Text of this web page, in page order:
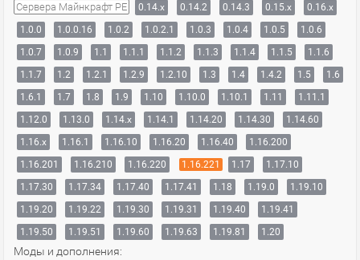
Сервера Майнкрафт PE 0.14.x 0.14.2 0.14.3 0.15.x
0.16.x
1.0.0
1.0.0.16 1.0.2 1.0.2.1 1.0.3 1.0.4 1.0.5
1.0.6
1.0.7
1.0.9 1.1 1.1.1 1.1.2 1.1.3 1.1.4 1.1.5
1.1.6
1.1.7
1.2 1.2.1 1.2.9 1.2.10 1.3 1.4 1.4.2 1.5
1.6
1.6.1
1.7 1.8 1.9 1.10 1.10.0 1.10.1 1.11
1.11.1
1.12.0
1.13.0 1.14.x 1.14.1 1.14.20 1.14.30
1.14.60
1.16.x
1.16.1 1.16.10 1.16.20 1.16.40
1.16.200
1.16.201
1.16.210 1.16.220 1.16.221 1.17
1.17.10
1.17.30
1.17.34 1.17.40 1.17.41 1.18 1.19.0
1.19.10
1.19.20
1.19.22 1.19.30 1.19.31 1.19.40
1.19.41
1.19.50
1.19.51 1.19.60 1.19.63 1.19.81 1.20
Моды и дополнения: